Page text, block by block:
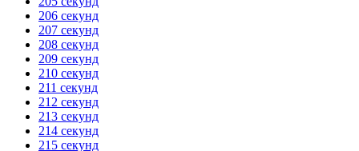
206 секунд
207 секунд
208 секунд
209 секунд
210 секунд
211 секунд
212 секунд
213 секунд
214 секунд
215 секунд